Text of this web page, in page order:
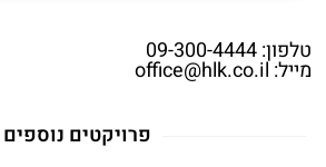
טלפון: 09-300-4444
מייל: office@hlk.co.il
פרויקטים נוספים